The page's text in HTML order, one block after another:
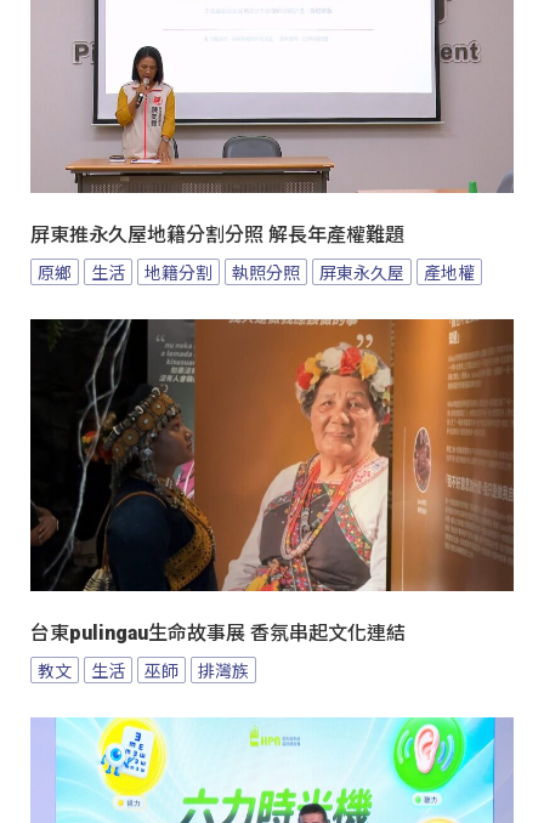
屏東推永久屋地籍分割分照 解長年產權難題
原鄉 生活 地籍分割 執照分照 屏東永久屋 產地權
台東pulingau生命故事展 香氛串起文化連結
教文 生活 巫師 排灣族